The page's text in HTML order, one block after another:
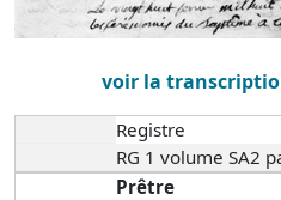
voir la
Registre
RG 1 volume SA2
Prêtre